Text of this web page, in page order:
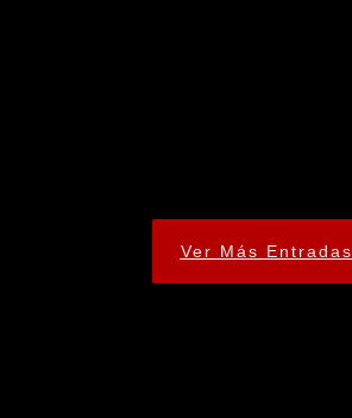
Ver Más Entradas